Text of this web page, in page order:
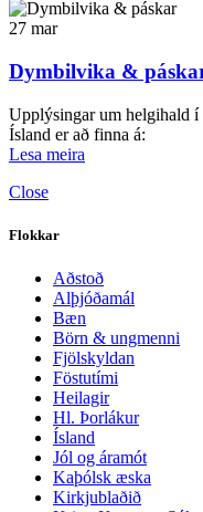
27 mar
Dymbilvika &
Upplýsingar um helgihald
Ísland er að finna á:
Lesa meira
Close
Flokkar
Aðstoð
Alþjóðamál
Bæn
Börn & ungmenni
Fjölskyldan
Föstutími
Heilagir
Hl. Þorlákur
Ísland
Jól og áramót
Kaþólsk æska
Kirkjublaðið